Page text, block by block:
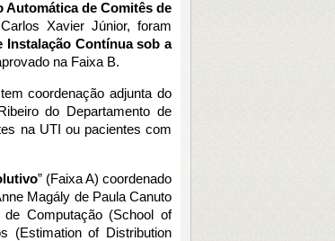
Automática de Comitês de
Xavier Júnior, foram
Instalação Contínua sob a
na Faixa B.
coordenação adjunta do
do Departamento de
na UTI ou pacientes com
” (Faixa A) coordenado
Magály de Paula Canuto
Computação (School of
(Estimation of Distribution